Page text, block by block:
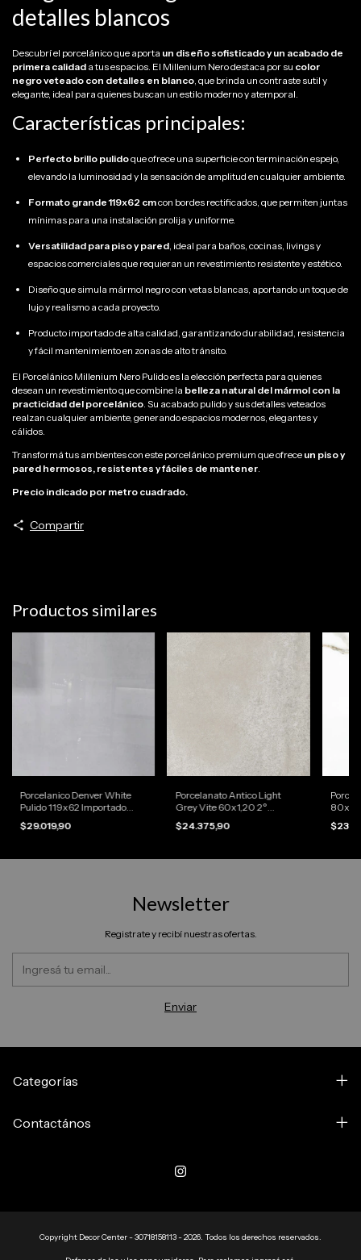
detalles blancos
Descubrí el porcelánico que aporta un diseño sofisticado y un acabado de
primera calidad a tus espacios. El Millenium Nero destaca por su color
negro veteado con detalles en blanco , que brinda un contraste sutil y
elegante, ideal para quienes buscan un estilo moderno y atemporal.
Características principales:
Perfecto brillo pulidoque ofrece una superficie con terminación espejo,
elevando la luminosidad y la sensación de amplitud en cualquier ambiente.
Formato grande 119x62 cmcon bordes rectificados, que permiten juntas
mínimas para una instalación prolija y uniforme.
Versatilidad para piso y pared , ideal para baños, cocinas, livings y
espacios comerciales que requieran un revestimiento resistente y estético.
Diseño que simula mármol negro con vetas blancas, aportando un toque de
lujo y realismo a cada proyecto.
Producto importado de alta calidad, garantizando durabilidad, resistencia
y fácil mantenimiento en zonas de alto tránsito.
El Porcelánico Millenium Nero Pulido es la elección perfecta para quienes
desean un revestimiento que combine la belleza natural del mármol con la
practicidad del porcelánico . Su acabado pulido y sus detalles veteados
realzan cualquier ambiente, generando espacios modernos, elegantes y
cálidos.
Transformá tus ambientes con este porcelánico premium que ofrece un piso y
pared hermosos, resistentes y fáciles de mantener
Precio indicado por metro cuadrado.
Compartir
Productos similares
Porcelanico Denver White
Pulido 119x62 Importado
(Precio por m2)
$29.019,90
Porcelanato Antico Light
Grey Vite 60x1,20 2°
Calidad (Precio por m2)
$24.375,90
Newsletter
Registrate y recibí nuestras ofertas.
Categorías
Contactános
Copyright Decor Center - 30718158113 - 2026. Todos los derechos reservados.